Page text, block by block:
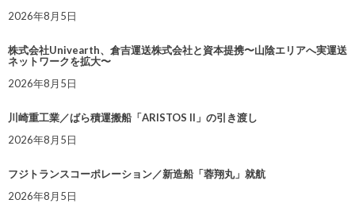
2026年8月5日
株式会社Univearth、倉吉運送株式会社と資本提携〜山陰エリアへ実運送
ネットワークを拡大〜
2026年8月5日
川崎重工業／ばら積運搬船「ARISTOS II」の引き渡し
2026年8月5日
フジトランスコーポレーション／新造船「蓉翔丸」就航
2026年8月5日